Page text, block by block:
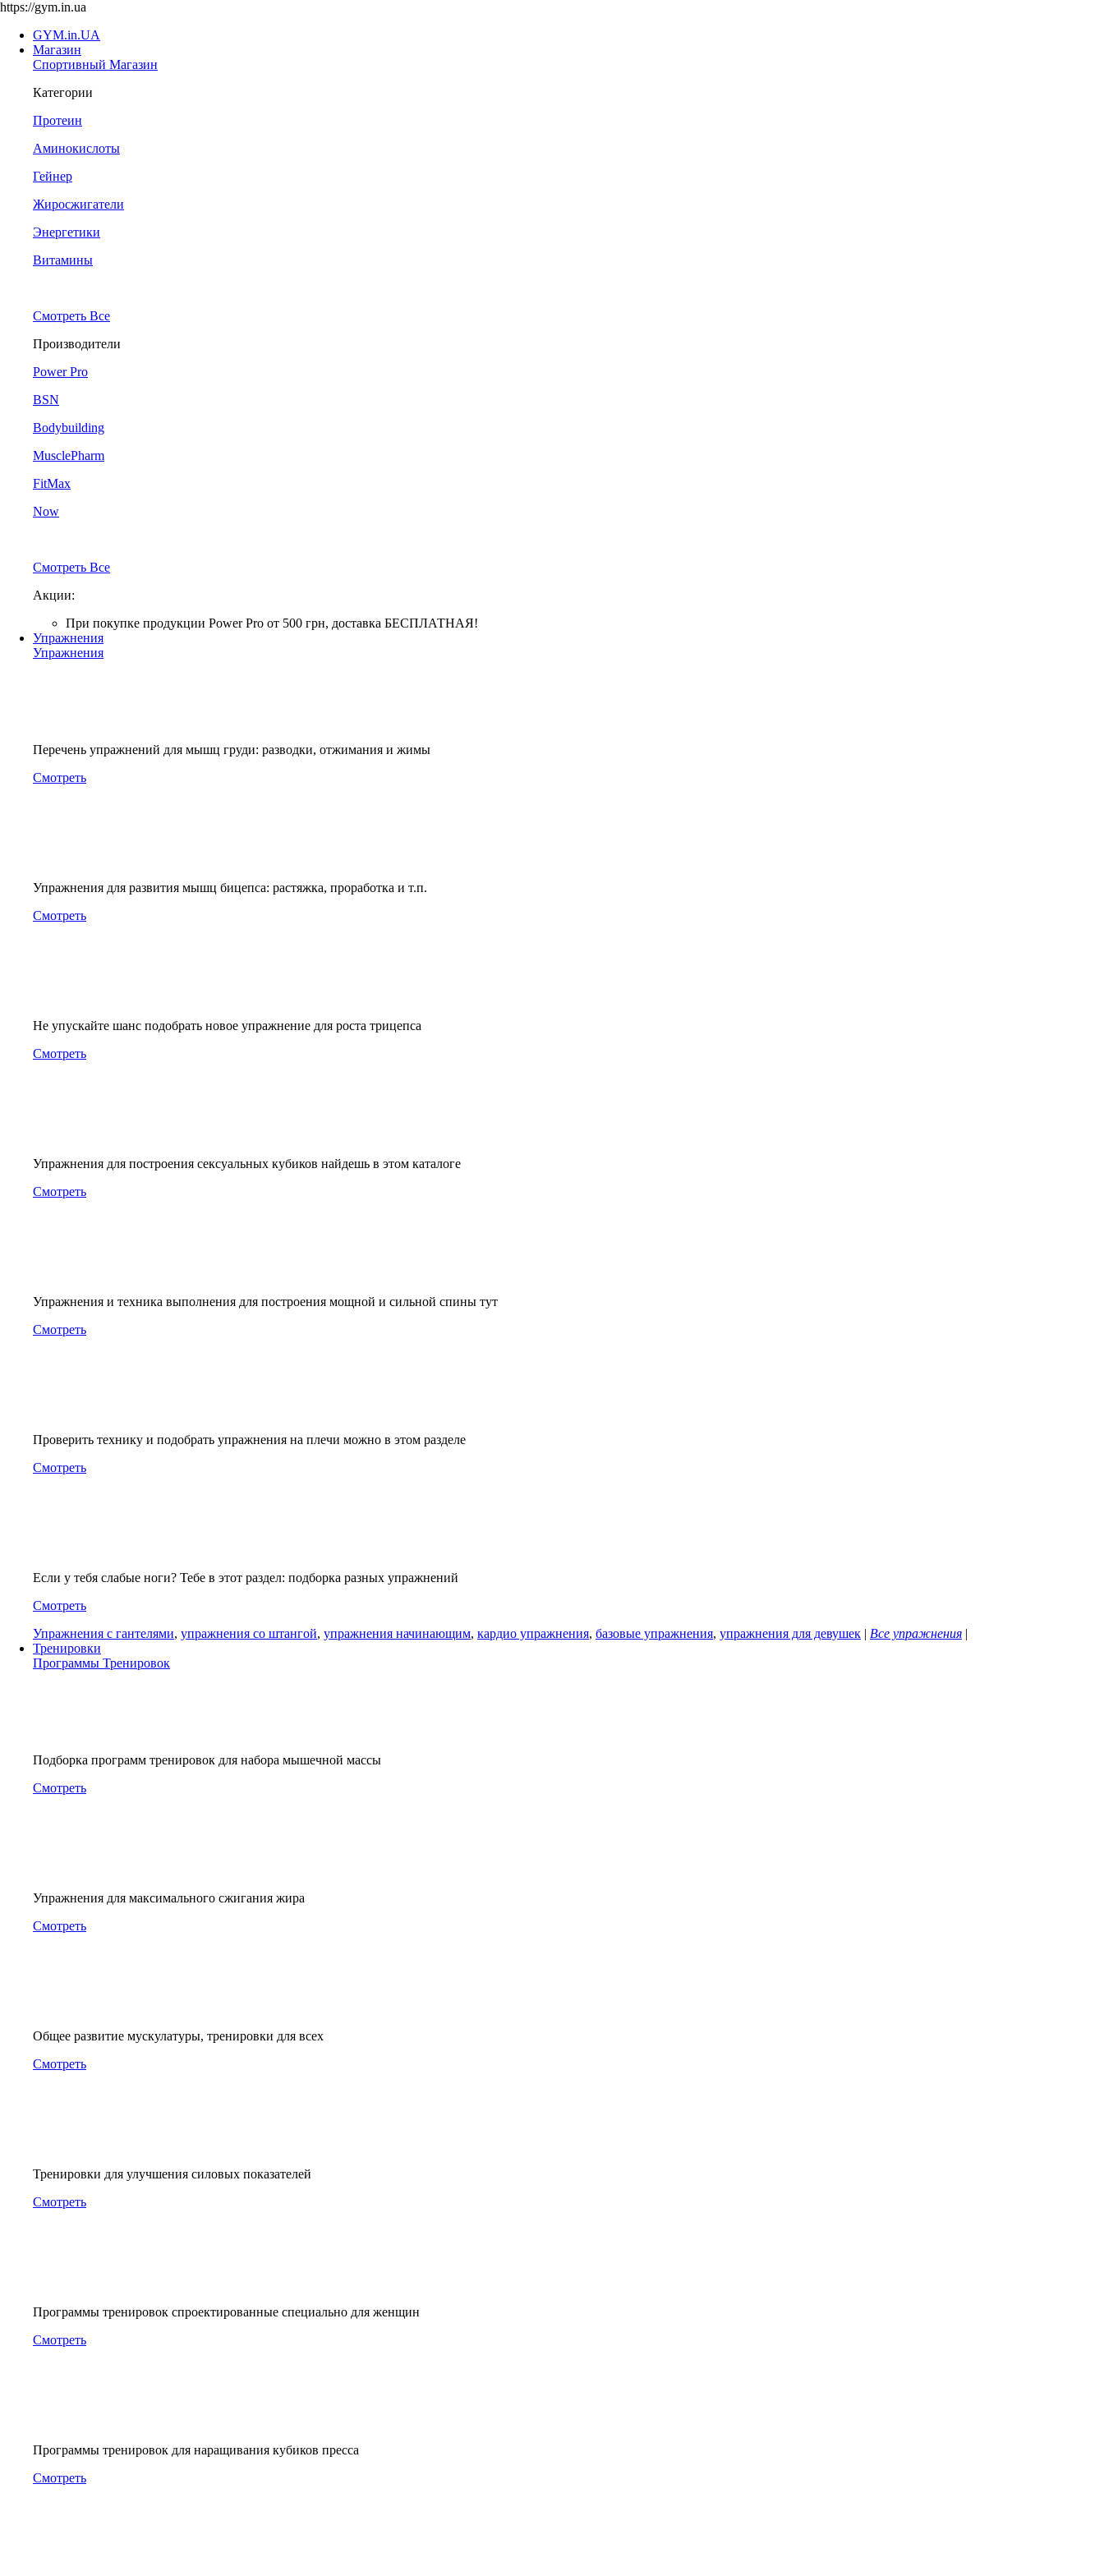
https://gym.in.ua
GYM.in.UA
Магазин
Спортивный Магазин
Категории
Протеин
Аминокислоты
Гейнер
Жиросжигатели
Энергетики
Витамины
Смотреть Все
Производители
Power Pro
BSN
Bodybuilding
MusclePharm
FitMax
Now
Смотреть Все
Акции:
При покупке продукции Power Pro от 500 грн, доставка БЕСПЛАТНАЯ!
Упражнения
Упражнения
Перечень упражнений для мышц груди: разводки, отжимания и жимы
Смотреть
Упражнения для развития мышц бицепса: растяжка, проработка и т.п.
Смотреть
Не упускайте шанс подобрать новое упражнение для роста трицепса
Смотреть
Упражнения для построения сексуальных кубиков найдешь в этом каталоге
Смотреть
Упражнения и техника выполнения для построения мощной и сильной спины тут
Смотреть
Проверить технику и подобрать упражнения на плечи можно в этом разделе
Смотреть
Если у тебя слабые ноги? Тебе в этот раздел: подборка разных упражнений
Смотреть
Упражнения с гантелями, упражнения со штангой, упражнения начинающим, кардио упражнения, базовые упражнения, упражнения для девушек | Все упражнения |
Тренировки
Программы Тренировок
Подборка программ тренировок для набора мышечной массы
Смотреть
Упражнения для максимального сжигания жира
Смотреть
Общее развитие мускулатуры, тренировки для всех
Смотреть
Тренировки для улучшения силовых показателей
Смотреть
Программы тренировок спроектированные специально для женщин
Смотреть
Программы тренировок для наращивания кубиков пресса
Смотреть